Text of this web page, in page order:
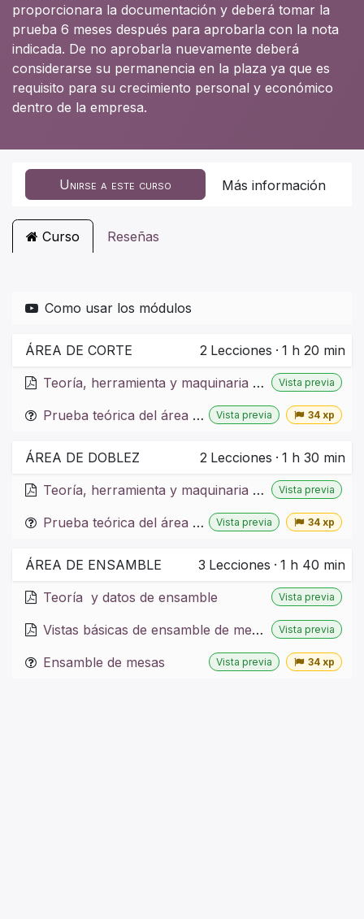
proporcionara la documentación y deberá tomar la
prueba 6 meses después para aprobarla con la nota
indicada. De no aprobarla nuevamente deberá
considerarse su permanencia en la plaza ya que es
requisito para su crecimiento personal y económico
dentro de la empresa.
Unirse a este curso Más información
Curso Reseñas
Como usar los módulos
ÁREA DE CORTE 2 Lecciones · 1 h 20 min
Teoría, herramienta y maquinaria de corte
Vista previa
Prueba teórica del área de corte Vista previa 34 xp
ÁREA DE DOBLEZ 2 Lecciones · 1 h 30 min
Teoría, herramienta y maquinaria de doblez
Vista previa
Prueba teórica del área de doblez Vista previa 34 xp
ÁREA DE ENSAMBLE 3 Lecciones · 1 h 40 min
Teoría y datos de ensamble
Vista previa
Vistas básicas de ensamble de mesas Vista previa
Ensamble de mesas Vista previa 34 xp